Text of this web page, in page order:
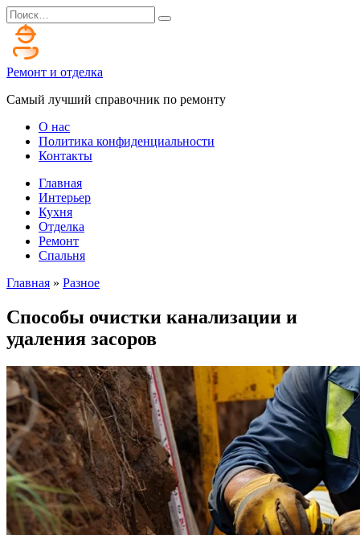
Перейти
к
содержанию
Search
for:
Ремонт и отделка
Самый лучший справочник по ремонту
О нас
Политика конфиденциальности
Контакты
Главная
Интерьер
Кухня
Отделка
Ремонт
Спальня
Главная » Разное
Способы очистки канализации и
удаления засоров